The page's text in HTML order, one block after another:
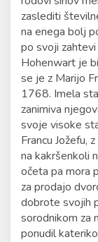
zaslediti
na enega bolj
po svoji zahtevi
Hohenwart je
se je z Marijo
1768. Imela
zanimiva
svoje visoke
Francu Jožefu,
na kakršenkoli
očeta pa mora
za prodajo
dobrote svojih
sorodnikom za
ponudil